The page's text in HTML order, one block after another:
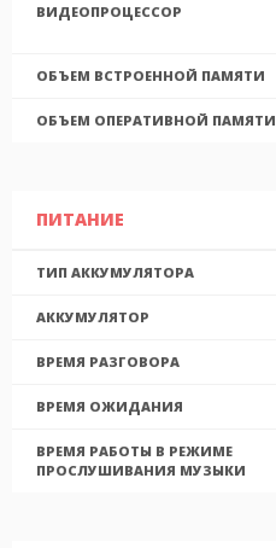
ВИДЕОПРОЦЕССОР
ОБЪЕМ ВСТРОЕННОЙ ПАМЯТИ
ОБЪЕМ ОПЕРАТИВНОЙ ПАМЯТИ
ПИТАНИЕ
ТИП АККУМУЛЯТОРА
АККУМУЛЯТОР
ВРЕМЯ РАЗГОВОРА
ВРЕМЯ ОЖИДАНИЯ
ВРЕМЯ РАБОТЫ В РЕЖИМЕ
ПРОСЛУШИВАНИЯ МУЗЫКИ